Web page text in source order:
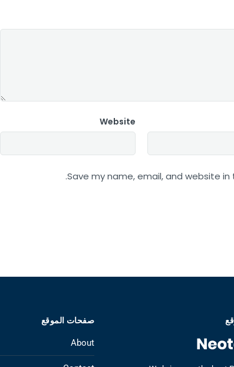
Website
Save my name, email, and website
صفحات الموقع
About